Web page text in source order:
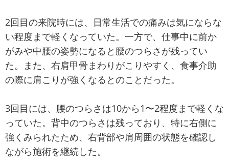
2回目の来院時には、日常生活での痛みは気にならな
い程度まで軽くなっていた。一方で、仕事中に前か
がみや中腰の姿勢になると腰のつらさが残ってい
た。また、右肩甲骨まわりがこりやすく、食事介助
の際に肩こりが強くなるとのことだった。
3回目には、腰のつらさは10から1〜2程度まで軽くな
っていた。背中のつらさは残っており、特に右側に
強くみられたため、右背部や肩周囲の状態を確認し
ながら施術を継続した。